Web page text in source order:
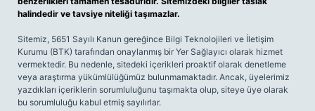
halindedir ve tavsiye niteliği taşımazlar.
Sitemiz, 5651 Sayılı Kanun gereğince Bilgi Teknolojileri ve İletişim
Kurumu (BTK) tarafından onaylanmış bir Yer Sağlayıcı olarak hizmet
vermektedir. Bu nedenle, sitedeki içerikleri proaktif olarak denetleme
veya araştırma yükümlülüğümüz bulunmamaktadır. Ancak, üyelerimiz
yazdıkları içeriklerin sorumluluğunu taşımakta olup, siteye üye olarak
bu sorumluluğu kabul etmiş sayılırlar.